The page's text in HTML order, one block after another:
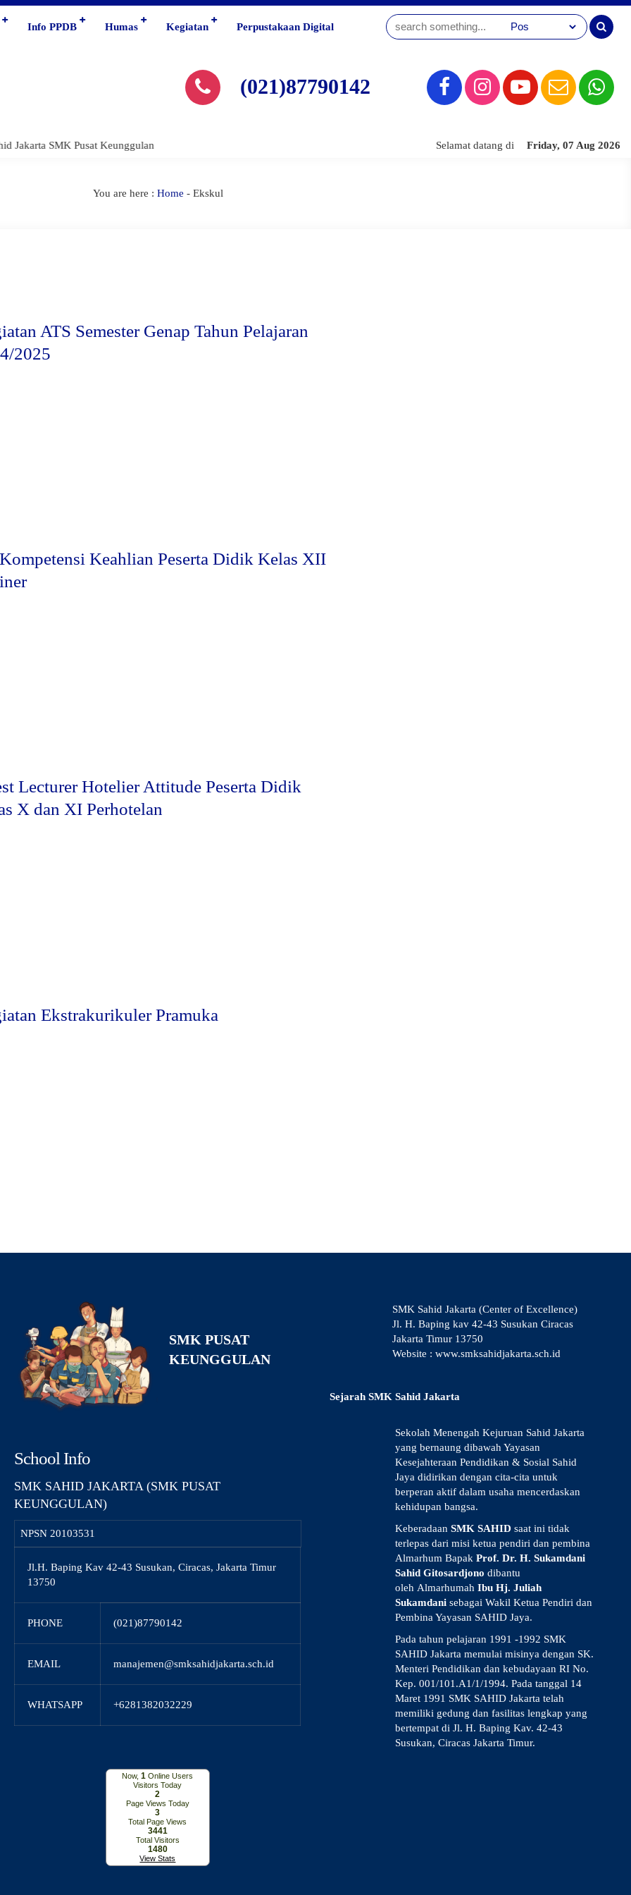
Info PPDB Humas Kegiatan Perpustakaan Digital
(021)87790142
Friday, 07 Aug 2026
Selamat datang di Website SMK Sahid
SMK Pusat Keunggulan
You are here : Home - Ekskul
ATS Semester Genap Tahun Pelajaran
2025
Keahlian Peserta Didik Kelas XII
Lecturer Hotelier Attitude Peserta Didik
X dan XI Perhotelan
Ekstrakurikuler Pramuka
SMK PUSAT
KEUNGGULAN
School Info
SMK SAHID JAKARTA (SMK PUSAT
KEUNGGULAN)
NPSN 20103531
Jl.H. Baping Kav 42-43 Susukan, Ciracas, Jakarta Timur
13750
PHONE (021)87790142
EMAIL manajemen@smksahidjakarta.sch.id
WHATSAPP +6281382032229
Now,1 Online Users
Visitors Today
2
Page Views Today
3
Total Page Views
3441
Total Visitors
1480
View Stats
SMK Sahid Jakarta (Center of Excellence)
Jl. H. Baping kav 42-43 Susukan Ciracas
Jakarta Timur 13750
Website : www.smksahidjakarta.sch.id
Sejarah SMK Sahid Jakarta
Sekolah Menengah Kejuruan Sahid Jakarta
yang bernaung dibawah Yayasan
Kesejahteraan Pendidikan & Sosial Sahid
Jaya didirikan dengan cita-cita untuk
berperan aktif dalam usaha mencerdaskan
kehidupan bangsa.
Keberadaan SMK SAHID saat ini tidak
terlepas dari misi ketua pendiri dan pembina
Almarhum Bapak Prof. Dr. H. Sukamdani
Sahid Gitosardjono dibantu
oleh Almarhumah Ibu Hj. Juliah
Sukamdanisebagai Wakil Ketua Pendiri dan
Pembina Yayasan SAHID Jaya.
Pada tahun pelajaran 1991 -1992 SMK
SAHID Jakarta memulai misinya dengan SK.
Menteri Pendidikan dan kebudayaan RI No.
Kep. 001/101.A1/1/1994. Pada tanggal 14
Maret 1991 SMK SAHID Jakarta telah
memiliki gedung dan fasilitas lengkap yang
bertempat di Jl. H. Baping Kav. 42-43
Susukan, Ciracas Jakarta Timur.